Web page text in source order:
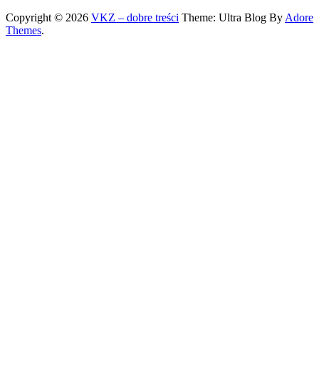
Copyright © 2026 VKZ – dobre treści Theme: Ultra Blog By Adore
Themes.